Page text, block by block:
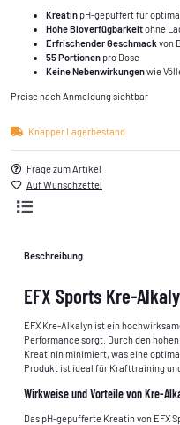
Kreatin pH-gepuffert für
Hohe Bioverfügbarkeitohne
Erfrischender Geschmack von
55 Portionen pro Dose
Keine Nebenwirkungenwie
Preise nach Anmeldung sichtbar
Knapper Lagerbestand
Frage zum Artikel
Auf Wunschzettel
Beschreibung
EFX Sports Kre-
EFX Kre‑Alkalyn ist ein
Performance sorgt. Durch den
Kreatinin minimiert, was eine
Produkt ist ideal für Krafttraining
Wirkweise und Vorteile von Kre-
Das pH-gepufferte Kreatin von EFX